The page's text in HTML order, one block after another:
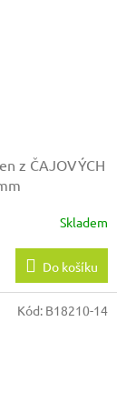
z ČAJOVÝCH
Skladem
Do košíku
Kód: B18210-14